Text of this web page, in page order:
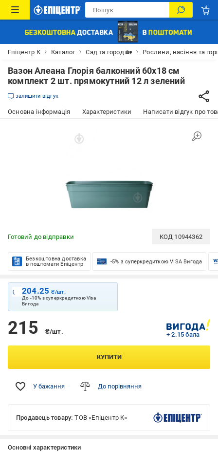
Епіцентр К Каталог Сад та город 🏡 Рослини, насіння та
Вазон Алеана Глорія балконний 60х18 см
комплект 2 шт. прямокутний 12 л зелений
залишити відгук
Основна інформація Характеристики Написати відгук про
Готовий до відправки КОД 10944362
Безкоштовна доставка
в поштомати Епіцентр
-5% з суперкредиткою VISA Вигода
204.25₴/шт.
До -10% з суперкредиткою Visa
Вигода
215 ₴/шт. + 2.15 бала
КУПИТИ
У бажання До порівняння
Продавець товару: ТОВ «Епіцентр К»
Основні характеристики